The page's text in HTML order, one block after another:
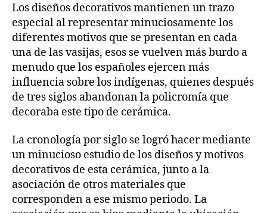
Los diseños decorativos mantienen un trazo
especial al representar minuciosamente los
diferentes motivos que se presentan en cada
una de las vasijas, esos se vuelven más burdo a
menudo que los españoles ejercen más
influencia sobre los indígenas, quienes después
de tres siglos abandonan la policromía que
decoraba este tipo de cerámica.
La cronología por siglo se logró hacer mediante
un minucioso estudio de los diseños y motivos
decorativos de esta cerámica, junto a la
asociación de otros materiales que
corresponden a ese mismo periodo. La